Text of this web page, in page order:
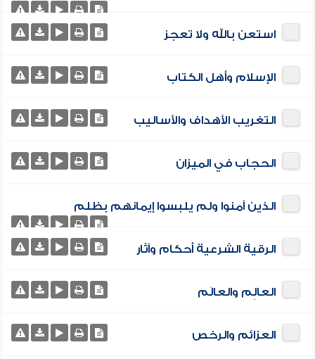
استعن بالله ولا تعجز
الإسلام وأهل الكتاب
التغريب الأهداف والأساليب
الحجاب في الميزان
الذين آمنوا ولم يلبسوا إيمانهم بظلم
الرقية الشرعية أحكام وآثار
العالِم والعالَم
العزائم والرخص